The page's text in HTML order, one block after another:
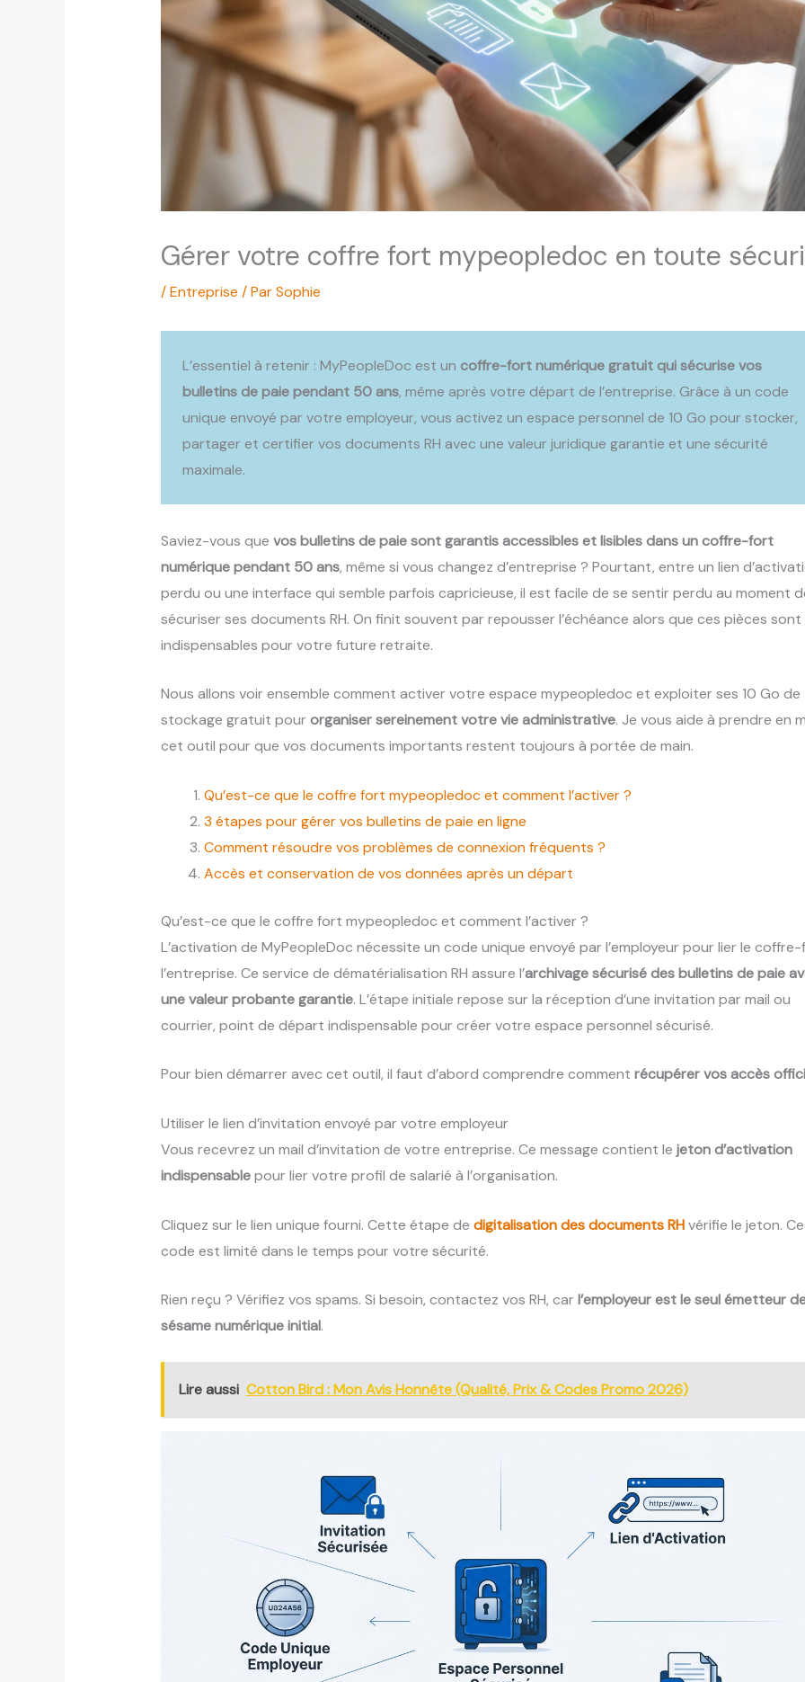
Gérer votre coffre fort mypeopledoc en toute
/Entreprise / ParSophie
L’essentiel à retenir : MyPeopleDoc est un coffre-fort numérique gratuit qui sécurise vos
bulletins de paie pendant 50 ans, même après votre départ de l’entreprise. Grâce à un code
unique envoyé par votre employeur, vous activez un espace personnel de 10 Go pour stocker,
partager et certifier vos documents RH avec une valeur juridique garantie et une sécurité
maximale.
Saviez-vous que vos bulletins de paie sont garantis accessibles et lisibles dans un coffre-fort
numérique pendant 50 ans, même si vous changez d’entreprise ? Pourtant, entre un lien
perdu ou une interface qui semble parfois capricieuse, il est facile de se sentir perdu au moment
sécuriser ses documents RH. On finit souvent par repousser l’échéance alors que ces pièces sont
indispensables pour votre future retraite.
Nous allons voir ensemble comment activer votre espace mypeopledoc et exploiter ses 10 Go de
stockage gratuit pourorganiser sereinement votre vie administrative. Je vous aide à prendre en
cet outil pour que vos documents importants restent toujours à portée de main.
Qu’est-ce que le coffre fort mypeopledoc et comment l’activer ?
3 étapes pour gérer vos bulletins de paie en ligne
Comment résoudre vos problèmes de connexion fréquents ?
Accès et conservation de vos données après un départ
Qu’est-ce que le coffre fort mypeopledoc et comment l’activer ?
L’activation de MyPeopleDoc nécessite un code unique envoyé par l’employeur pour lier le
l’entreprise. Ce service de dématérialisation RH assure l’archivage sécurisé des bulletins de paie
une valeur probante garantie. L’étape initiale repose sur la réception d’une invitation par mail ou
courrier, point de départ indispensable pour créer votre espace personnel sécurisé.
Pour bien démarrer avec cet outil, il faut d’abord comprendre comment récupérer vos accès
Utiliser le lien d’invitation envoyé par votre employeur
Vous recevrez un mail d’invitation de votre entreprise. Ce message contient le jeton d’activation
indispensablepour lier votre profil de salarié à l’organisation.
Cliquez sur le lien unique fourni. Cette étape de digitalisation des documents RHvérifie le jeton. Ce
code est limité dans le temps pour votre sécurité.
Rien reçu ? Vérifiez vos spams. Si besoin, contactez vos RH, carl’employeur est le seul émetteur
sésame numérique initial.
Lire aussi Cotton Bird : Mon Avis Honnête (Qualité, Prix & Codes Promo 2026)